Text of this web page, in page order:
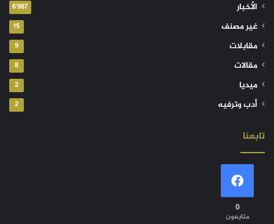
الأخبار 6٬987
غير مصنف 15
مقابلات 9
مقالات 8
ميديا 2
أدب وترفيه 2
تابعنا
0
متابعون